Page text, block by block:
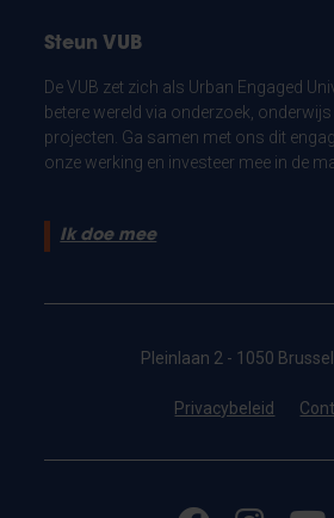
Steun VUB
De VUB zet zich als Urban Engaged
betere wereld via onderzoek,
projecten. Ga samen met ons dit
onze werking en investeer mee in de
Ik doe mee
Pleinlaan 2 - 1050
Privacybeleid